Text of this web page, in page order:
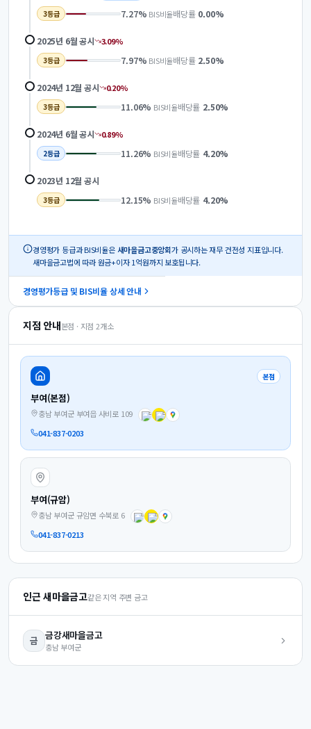
3등급 7.27% BIS비율배당률 0.00%
2025년 6월공시 3.09%
3등급 7.97% BIS비율배당률 2.50%
2024년 12월 공시 0.20%
3등급 11.06% BIS비율배당률 2.50%
2024년 6월공시 0.89%
2등급 11.26% BIS비율배당률 4.20%
2023년 12월 공시
3등급 12.15% BIS비율배당률 4.20%
경영평가 등급과 BIS비율은 새마을금고중앙회가 공시하는 재무 건전성 지표입니다.
새마을금고법에 따라 원금+이자 1억원까지 보호됩니다.
경영평가등급 및 BIS비율 상세 안내
지점 안내본점 · 지점 2개소
본점
부여(본점)
충남 부여군 부여읍 사비로 109
041-837-0203
부여(규암)
충남 부여군 규암면 수북로 6
041-837-0213
인근 새마을금고같은 지역 주변 금고
금 금강새마을금고
충남 부여군